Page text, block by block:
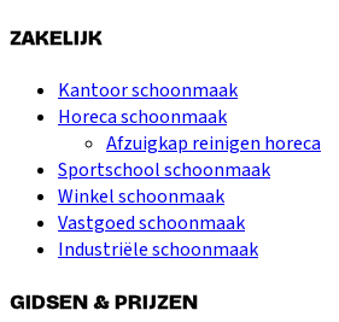
ZAKELIJK
Kantoor schoonmaak
Horeca schoonmaak
Afzuigkap reinigen horeca
Sportschool schoonmaak
Winkel schoonmaak
Vastgoed schoonmaak
Industriële schoonmaak
GIDSEN & PRIJZEN